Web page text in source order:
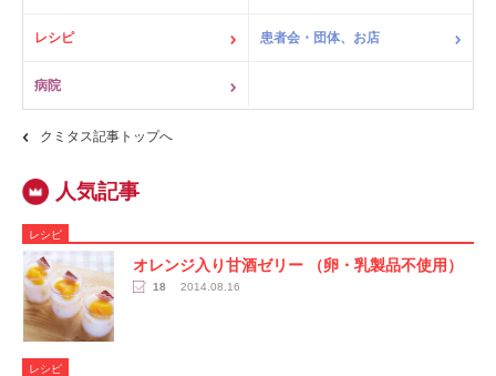
レシピ 患者会・団体、お店
病院
クミタス記事トップへ
レシピ
オレンジ入り甘酒ゼリー （卵・乳製品不使用）
18 2014.08.16
レシピ